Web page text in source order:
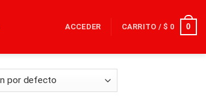
ACCEDER CARRITO /$ 0 0